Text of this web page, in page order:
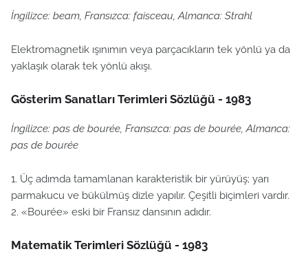
İngilizce: beam, Fransızca: faisceau, Almanca: Strahl
Elektromagnetik ışınımın veya parçacıkların tek yönlü ya da
yaklaşık olarak tek yönlü akışı.
Gösterim Sanatları Terimleri Sözlüğü - 1983
İngilizce: pas de bourée, Fransızca: pas de bourée, Almanca:
pas de bourée
1. Üç adımda tamamlanan karakteristik bir yürüyüş; yarı
parmakucu ve bükülmüş dizle yapılır. Çeşitli biçimleri vardır.
2. «Bourée» eski bir Fransız dansının adıdır.
Matematik Terimleri Sözlüğü - 1983